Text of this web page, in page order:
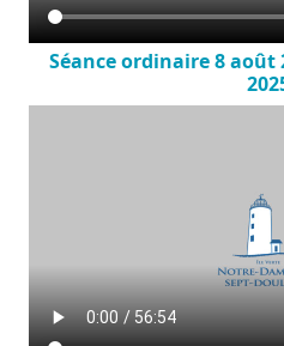
Séance ordinaire 8 août